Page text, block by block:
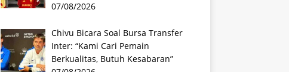
07/08/2026
Chivu Bicara Soal Bursa Transfer
Inter: “Kami Cari Pemain
Berkualitas, Butuh Kesabaran”